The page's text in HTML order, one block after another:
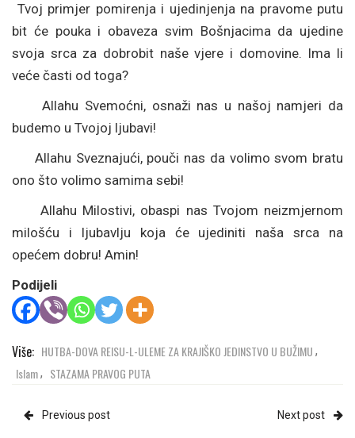
Tvoj primjer pomirenja i ujedinjenja na pravome putu
bit će pouka i obaveza svim Bošnjacima da ujedine
svoja srca za dobrobit naše vjere i domovine. Ima li
veće časti od toga?
Allahu Svemoćni, osnaži nas u našoj namjeri da
budemo u Tvojoj ljubavi!
Allahu Sveznajući, pouči nas da volimo svom bratu
ono što volimo samima sebi!
Allahu Milostivi, obaspi nas Tvojom neizmjernom
milošću i ljubavlju koja će ujediniti naša srca na
opećem dobru! Amin!
Podijeli
Više: HUTBA-DOVA REISU-L-ULEME ZA KRAJIŠKO JEDINSTVO U BUŽIMU ,
Islam, STAZAMA PRAVOG PUTA
Previous post Next post